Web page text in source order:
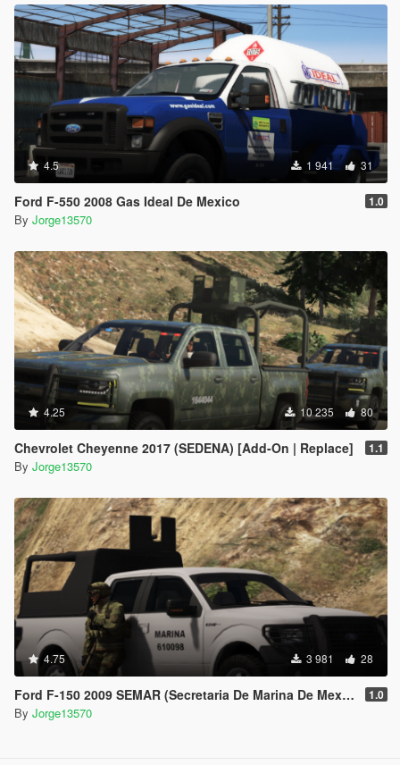
4.5 1 941 31
Ford F-550 2008 Gas Ideal De Mexico 1.0
By Jorge13570
4.25 10 235 80
Chevrolet Cheyenne 2017 (SEDENA) [Add-On | Replace] 1.1
By Jorge13570
4.75 3 981 28
Ford F-150 2009 SEMAR (Secretaria De Marina De Mexico) [Replace l Add-On] 1.0
By Jorge13570